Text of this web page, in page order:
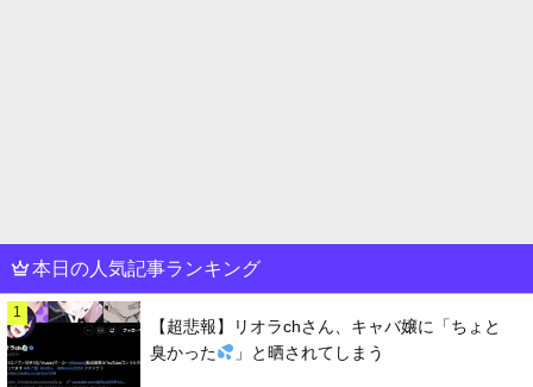
本日の人気記事ランキング
1
【超悲報】リオラchさん、キャバ嬢に「ちょと
臭かった
」と晒されてしまう